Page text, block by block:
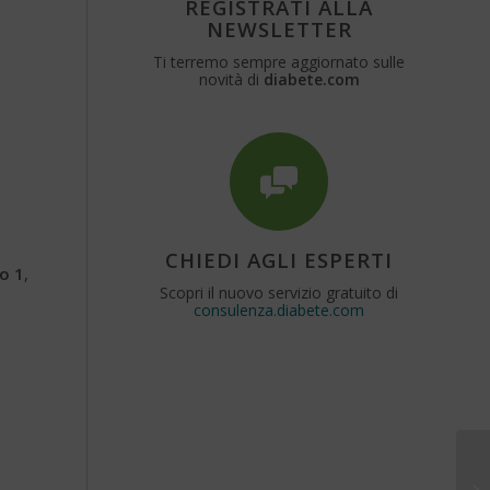
1 ,
REGISTRATI ALLA
NEWSLETTER
Ti terremo sempre aggiornato sulle
novità di diabete.com
CHIEDI AGLI ESPERTI
Scopri il nuovo servizio gratuito di
consulenza.diabete.com